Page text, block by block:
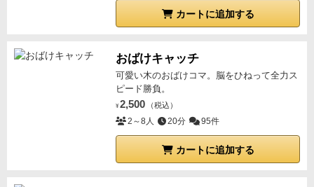
カートに追加する
おばけキャッチ
可愛い木のおばけコマ。脳をひねって全力ス
ピード勝負。
¥ 2,500 （税込）
2～8人 20分 95件
カートに追加する